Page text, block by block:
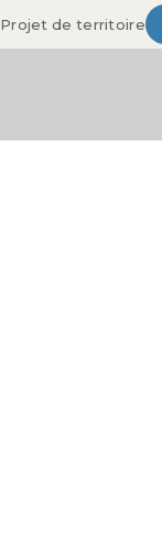
Projet de territoire